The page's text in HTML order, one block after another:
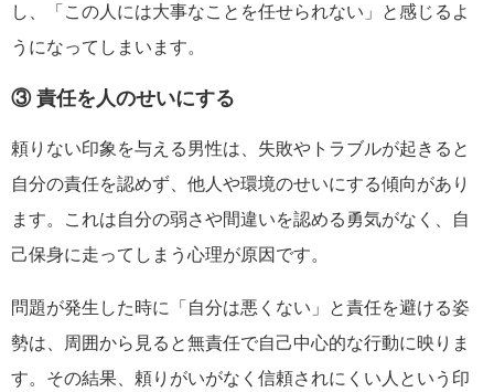
し、「この人には大事なことを任せられない」と感じるよ
うになってしまいます。
③ 責任を人のせいにする
頼りない印象を与える男性は、失敗やトラブルが起きると
自分の責任を認めず、他人や環境のせいにする傾向があり
ます。これは自分の弱さや間違いを認める勇気がなく、自
己保身に走ってしまう心理が原因です。
問題が発生した時に「自分は悪くない」と責任を避ける姿
勢は、周囲から見ると無責任で自己中心的な行動に映りま
す。その結果、頼りがいがなく信頼されにくい人という印